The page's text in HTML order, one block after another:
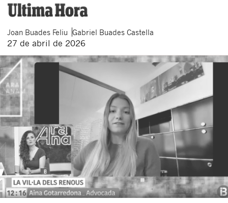
Joan Buades Feliu Gabriel Buades Castella
27 de abril de 2026